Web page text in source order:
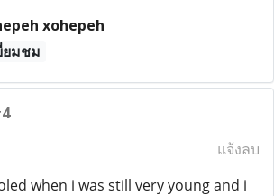
xohepeh
ยมชม
แจ้งลบ
when i was still very young and i